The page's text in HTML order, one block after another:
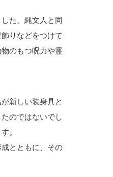
た。縄文人と同
りなどをつけて
のもつ呪力や霊
新しい装身具と
のではないでし
。
とともに、その